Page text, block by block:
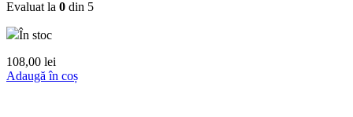
Evaluat la 0 din 5
În stoc
108,00 lei
Adaugă în coș